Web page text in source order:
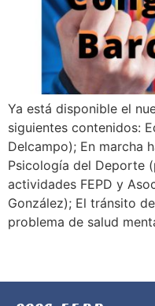
Ya está disponible el
siguientes contenidos:
Delcampo); En marcha
Psicología del Deporte
actividades FEPD y
González); El tránsito
problema de salud